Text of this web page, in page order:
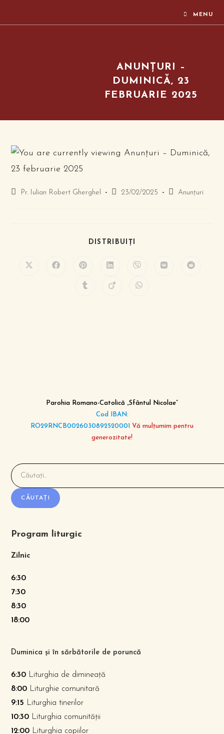
MENU
ANUNȚURI –
DUMINICĂ, 23
FEBRUARIE 2025
Pr. Iulian Robert Gherghel 23/02/2025 Anunțuri
DISTRIBUIȚI
Parohia Romano-Catolică „Sfântul Nicolae”
Cod IBAN:
RO29RNCB0026030892520001 Vă mulțumim pentru
generozitate!
CĂUTAȚI
Program liturgic
Zilnic
6:30
7:30
8:30
18:00
Duminica și în sărbătorile de poruncă
6:30 Liturghia de dimineață
8:00 Liturghie comunitară
9:15 Liturghia tinerilor
10:30 Liturghia comunității
12:00 Liturghia copiilor